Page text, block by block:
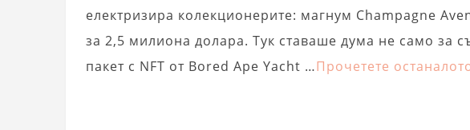
електризира колекционерите: магнум Champagne
за 2,5 милиона долара. Тук ставаше дума не само за
пакет с NFT от Bored Ape Yacht …Прочетете